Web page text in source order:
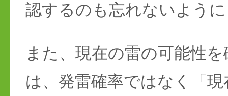
認するのも忘れないよう
また、現在の雷の可能性
は、発雷確率ではなく「